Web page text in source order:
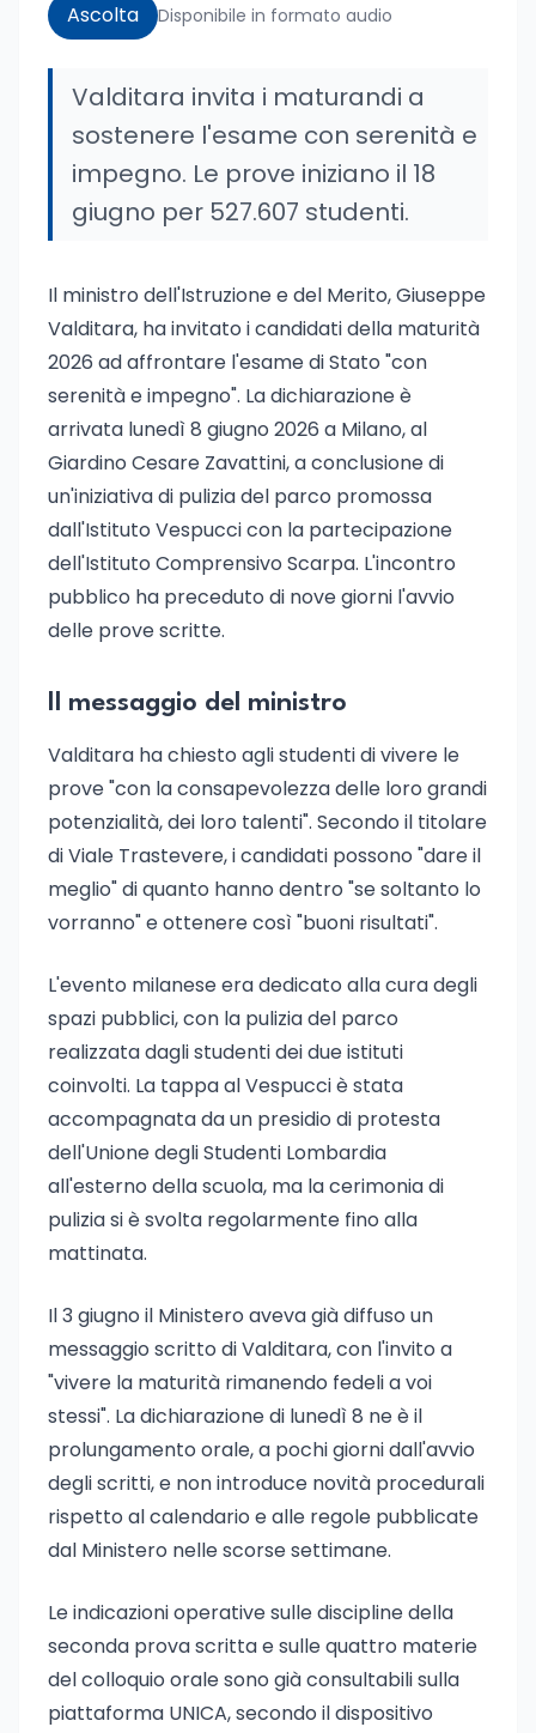
Ascolta Disponibile in formato audio
Valditara invita i maturandi a
sostenere l'esame con serenità e
impegno. Le prove iniziano il 18
giugno per 527.607 studenti.
Il ministro dell'Istruzione e del Merito, Giuseppe
Valditara, ha invitato i candidati della maturità
2026 ad affrontare l'esame di Stato "con
serenità e impegno". La dichiarazione è
arrivata lunedì 8 giugno 2026 a Milano, al
Giardino Cesare Zavattini, a conclusione di
un'iniziativa di pulizia del parco promossa
dall'Istituto Vespucci con la partecipazione
dell'Istituto Comprensivo Scarpa. L'incontro
pubblico ha preceduto di nove giorni l'avvio
delle prove scritte.
Il messaggio del ministro
Valditara ha chiesto agli studenti di vivere le
prove "con la consapevolezza delle loro grandi
potenzialità, dei loro talenti". Secondo il titolare
di Viale Trastevere, i candidati possono "dare il
meglio" di quanto hanno dentro "se soltanto lo
vorranno" e ottenere così "buoni risultati".
L'evento milanese era dedicato alla cura degli
spazi pubblici, con la pulizia del parco
realizzata dagli studenti dei due istituti
coinvolti. La tappa al Vespucci è stata
accompagnata da un presidio di protesta
dell'Unione degli Studenti Lombardia
all'esterno della scuola, ma la cerimonia di
pulizia si è svolta regolarmente fino alla
mattinata.
Il 3 giugno il Ministero aveva già diffuso un
messaggio scritto di Valditara, con l'invito a
"vivere la maturità rimanendo fedeli a voi
stessi". La dichiarazione di lunedì 8 ne è il
prolungamento orale, a pochi giorni dall'avvio
degli scritti, e non introduce novità procedurali
rispetto al calendario e alle regole pubblicate
dal Ministero nelle scorse settimane.
Le indicazioni operative sulle discipline della
seconda prova scritta e sulle quattro materie
del colloquio orale sono già consultabili sulla
piattaforma UNICA, secondo il dispositivo